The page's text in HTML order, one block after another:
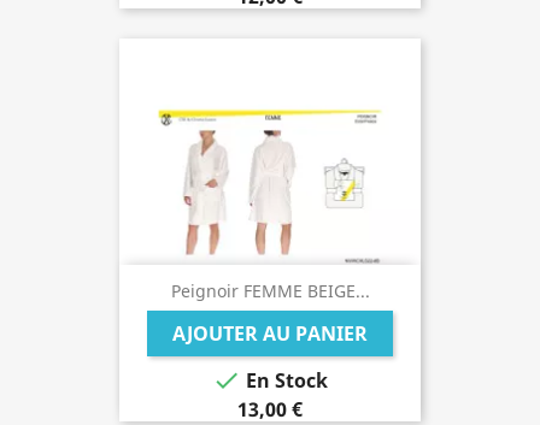
Peignoir FEMME BEIGE...
AJOUTER AU PANIER
 En Stock
13,00 €